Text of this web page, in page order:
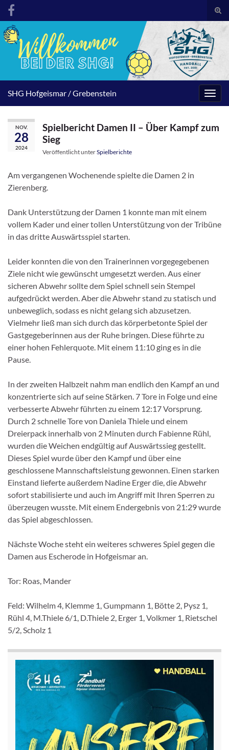
SHG Hofgeismar / Grebenstein
NOV.
28
2024
Spielbericht Damen II – Über Kampf zum
Sieg
Veröffentlicht unterSpielberichte
Am vergangenen Wochenende spielte die Damen 2 in
Zierenberg.
Dank Unterstützung der Damen 1 konnte man mit einem
vollem Kader und einer tollen Unterstützung von der Tribüne
in das dritte Auswärtsspiel starten.
Leider konnten die von den Trainerinnen vorgegegebenen
Ziele nicht wie gewünscht umgesetzt werden. Aus einer
sicheren Abwehr sollte dem Spiel schnell sein Stempel
aufgedrückt werden. Aber die Abwehr stand zu statisch und
unbeweglich, sodass es nicht gelang sich abzusetzen.
Vielmehr ließ man sich durch das körperbetonte Spiel der
Gastgegeberinnen aus der Ruhe bringen. Diese führte zu
einer hohen Fehlerquote. Mit einem 11:10 ging es in die
Pause.
In der zweiten Halbzeit nahm man endlich den Kampf an und
konzentrierte sich auf seine Stärken. 7 Tore in Folge und eine
verbesserte Abwehr führten zu einem 12:17 Vorsprung.
Durch 2 schnelle Tore von Daniela Thiele und einem
Dreierpack innerhalb von 2 Minuten durch Fabienne Rühl,
wurden die Weichen endgültig auf Auswärtssieg gestellt.
Dieses Spiel wurde über den Kampf und über eine
geschlossene Mannschaftsleistung gewonnen. Einen starken
Einstand lieferte außerdem Nadine Erger die, die Abwehr
sofort stabilisierte und auch im Angriff mit Ihren Sperren zu
überzeugen wusste. Mit einem Endergebnis von 21:29 wurde
das Spiel abgeschlossen.
Nächste Woche steht ein weiteres schweres Spiel gegen die
Damen aus Escherode in Hofgeismar an.
Tor: Roas, Mander
Feld: Wilhelm 4, Klemme 1, Gumpmann 1, Bötte 2, Pysz 1,
Rühl 4, M.Thiele 6/1, D.Thiele 2, Erger 1, Volkmer 1, Rietschel
5/2, Scholz 1